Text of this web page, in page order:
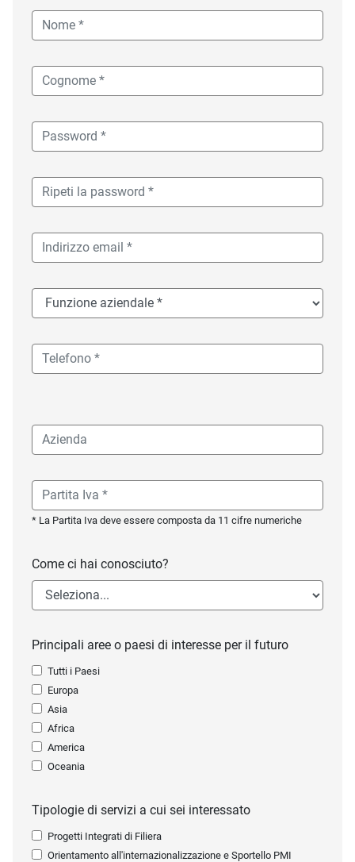
* La Partita Iva deve essere composta da 11 cifre numeriche
Come ci hai conosciuto?
Principali aree o paesi di interesse per il futuro
Tutti i Paesi
Europa
Asia
Africa
America
Oceania
Tipologie di servizi a cui sei interessato
Progetti Integrati di Filiera
Orientamento all'internazionalizzazione e Sportello PMI